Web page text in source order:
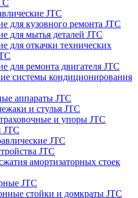
JTC
для кузовного ремонта JTC
для мытья деталей JTC
для откачки технических
для ремонта двигателя JTC
системы кондиционирования
аппараты JTC
и стулья JTC
и упоры JTC
JTC
JTC
JTC
амортизаторных стоек
JTC
стойки и домкраты JTC